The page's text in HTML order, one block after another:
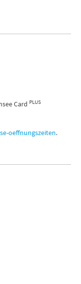
Card PLUS
oeffnungszeiten.